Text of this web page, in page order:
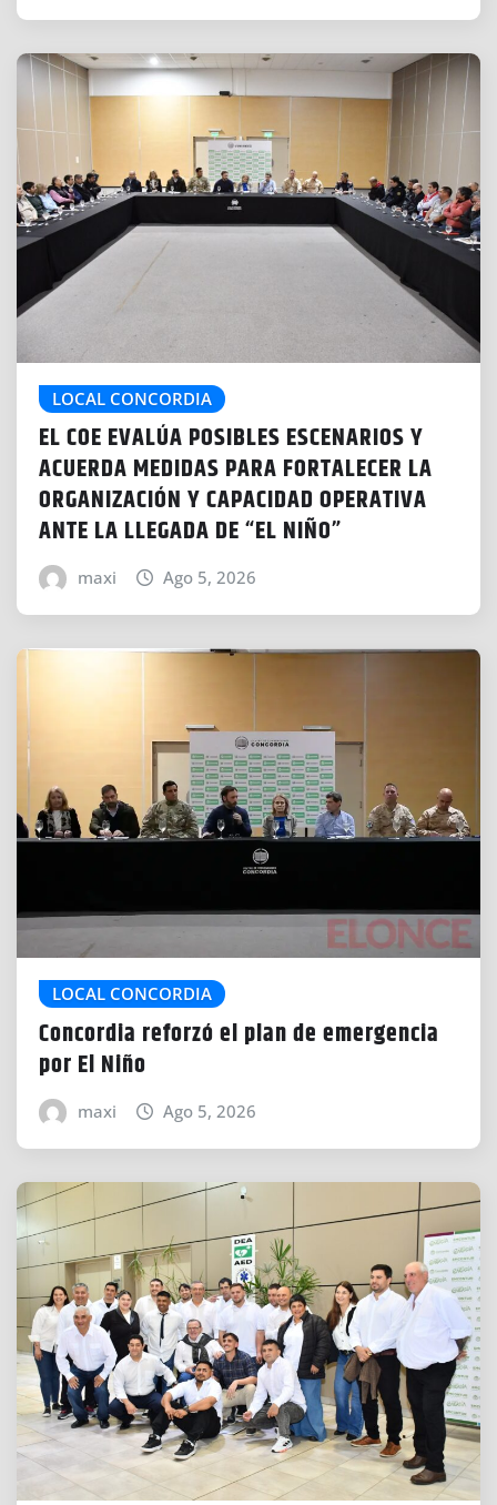
LOCAL CONCORDIA
EL COE EVALÚA POSIBLES ESCENARIOS Y
ACUERDA MEDIDAS PARA FORTALECER LA
ORGANIZACIÓN Y CAPACIDAD OPERATIVA
ANTE LA LLEGADA DE “EL NIÑO”
maxi Ago 5, 2026
LOCAL CONCORDIA
Concordia reforzó el plan de emergencia
por El Niño
maxi Ago 5, 2026